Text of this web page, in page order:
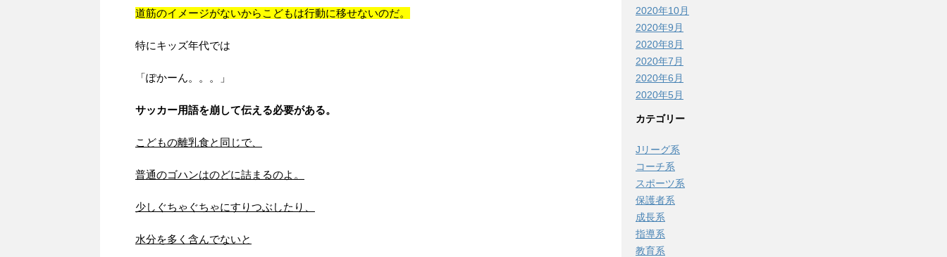
道筋のイメージがないからこどもは行動に移せないのだ。
特にキッズ年代では
「ぽかーん。。。」
サッカー用語を崩して伝える必要がある。
こどもの離乳食と同じで、
普通のゴハンはのどに詰まるのよ。
少しぐちゃぐちゃにすりつぶしたり、
水分を多く含んでないと
2020年10月
2020年9月
2020年8月
2020年7月
2020年6月
2020年5月
カテゴリー
Jリーグ系
コーチ系
スポーツ系
保護者系
成長系
指導系
教育系